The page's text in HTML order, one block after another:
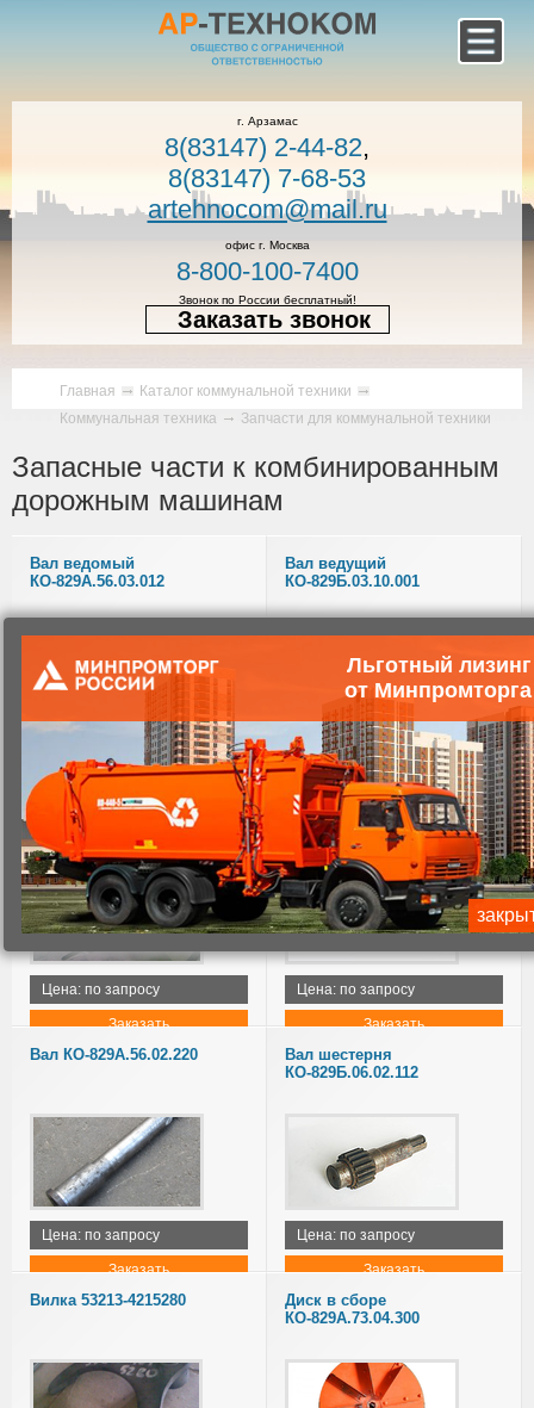
г. Арзамас
8(83147) 2-44-82,
8(83147) 7-68-53
artehnocom@mail.ru
офис г. Москва
8-800-100-7400
Звонок по России бесплатный!
Заказать звонок
Главная
Каталог коммунальной техники
Коммунальная техника
Запчасти для коммунальной техники
Запасные части к комбинированным
дорожным машинам
Вал ведомый
КО-829А.56.03.012
Цена: по запросу
Заказать
Вал ведущий
КО-829Б.03.10.001
Цена: по запросу
Заказать
Вал вторичный 53213-
4215070
Цена: по запросу
Заказать
Вал КО-829.31.02.010
Цена: по запросу
Заказать
Вал КО-829А.56.02.220
Цена: по запросу
Заказать
Вал шестерня
КО-829Б.06.02.112
Цена: по запросу
Заказать
Вилка 53213-4215280
Диск в сборе
КО-829А.73.04.300
Льготный лизинг
от Минпромторга